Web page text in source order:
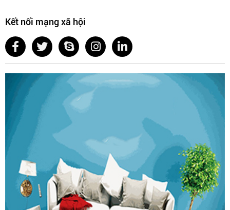
Kết nối mạng xã hội